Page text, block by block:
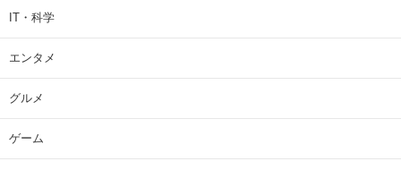
IT・科学
エンタメ
グルメ
ゲーム